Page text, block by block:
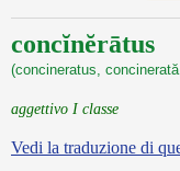
concĭnĕrātus
(concineratus,
aggettivo I classe
Vedi la traduzione di